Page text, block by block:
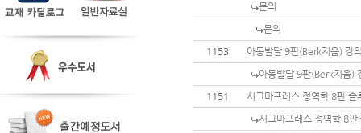
문의
문의
1153
아동발달 9판(Berk지음) 강
아동발달 9판(Berk지음)
1151
시그마프레스 정역학 8판 솔
시그마프레스 정역학 8